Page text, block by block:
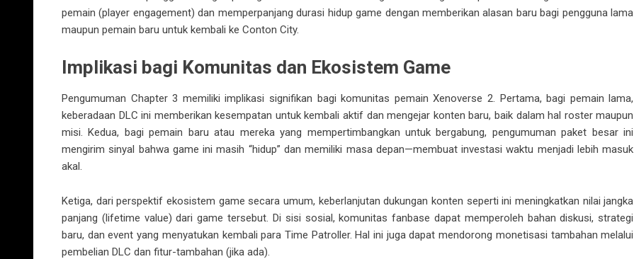
pemain (player engagement) dan memperpanjang durasi hidup game dengan memberikan alasan baru bagi pengguna lama
maupun pemain baru untuk kembali ke Conton City.
Implikasi bagi Komunitas dan Ekosistem Game
Pengumuman Chapter 3 memiliki implikasi signifikan bagi komunitas pemain Xenoverse 2. Pertama, bagi pemain lama,
keberadaan DLC ini memberikan kesempatan untuk kembali aktif dan mengejar konten baru, baik dalam hal roster maupun
misi. Kedua, bagi pemain baru atau mereka yang mempertimbangkan untuk bergabung, pengumuman paket besar ini
mengirim sinyal bahwa game ini masih “hidup” dan memiliki masa depan—membuat investasi waktu menjadi lebih masuk
akal.
Ketiga, dari perspektif ekosistem game secara umum, keberlanjutan dukungan konten seperti ini meningkatkan nilai jangka
panjang (lifetime value) dari game tersebut. Di sisi sosial, komunitas fanbase dapat memperoleh bahan diskusi, strategi
baru, dan event yang menyatukan kembali para Time Patroller. Hal ini juga dapat mendorong monetisasi tambahan melalui
pembelian DLC dan fitur-tambahan (jika ada).